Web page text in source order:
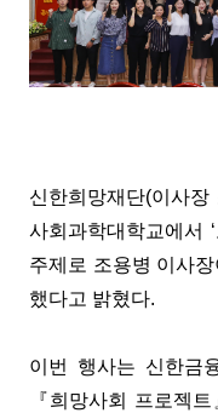
신한희망재단(이사
사회과학대학교에서
주제로 조용병 이사장
했다고 밝혔다.
이번 행사는 신한금
『희망사회 프로젝